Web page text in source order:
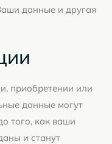
данные и другая
приобретении или
данные могут
того, как ваши
и станут